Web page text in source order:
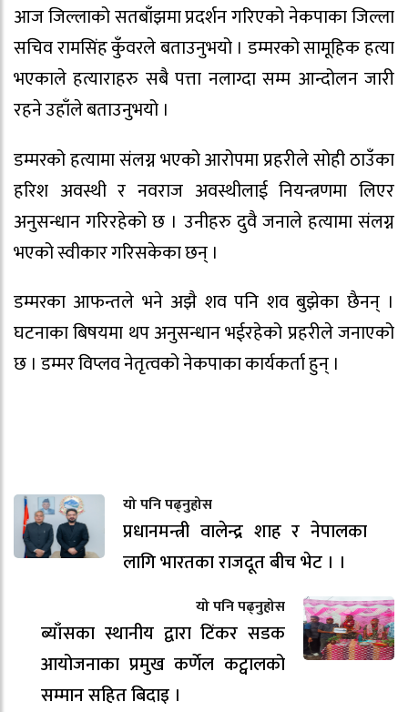
आज जिल्लाको सतबाँझमा प्रदर्शन गरिएको नेकपाका जिल्ला
सचिव रामसिंह कुँवरले बताउनुभयो । डम्मरको सामूहिक हत्या
भएकाले हत्याराहरु सबै पत्ता नलाग्दा सम्म आन्दोलन जारी
रहने उहाँले बताउनुभयो ।
डम्मरको हत्यामा संलग्न भएको आरोपमा प्रहरीले सोही ठाउँका
हरिश अवस्थी र नवराज अवस्थीलाई नियन्त्रणमा लिएर
अनुसन्धान गरिरहेको छ । उनीहरु दुवै जनाले हत्यामा संलग्न
भएको स्वीकार गरिसकेका छन् ।
डम्मरका आफन्तले भने अझै शव पनि शव बुझेका छैनन् ।
घटनाका बिषयमा थप अनुसन्धान भईरहेको प्रहरीले जनाएको
छ । डम्मर विप्लव नेतृत्वको नेकपाका कार्यकर्ता हुन् ।
यो पनि पढ्नुहोस
प्रधानमन्त्री वालेन्द्र शाह र नेपालका
लागि भारतका राजदूत बीच भेट । ।
यो पनि पढ्नुहोस
ब्याँसका स्थानीय द्वारा टिंकर सडक
आयोजनाका प्रमुख कर्णेल कट्वालको
सम्मान सहित बिदाइ ।